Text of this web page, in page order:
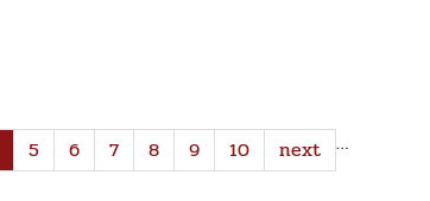
5 6 7 8 9 10 …
next